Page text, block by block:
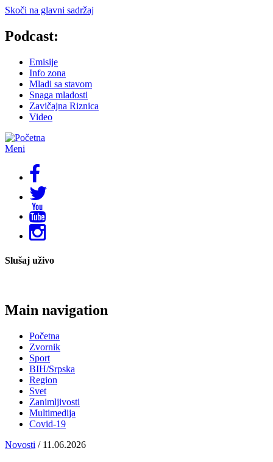
Skoči na glavni sadržaj
Podcast:
Emisije
Info zona
Mladi sa stavom
Snaga mladosti
Zavičajna Riznica
Video
Meni
Slušaj uživo
Main navigation
Početna
Zvornik
Sport
BIH/Srpska
Region
Svet
Zanimljivosti
Multimedija
Covid-19
Novosti / 11.06.2026